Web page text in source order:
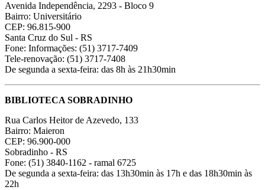
Avenida Independência, 2293 - Bloco 9
Bairro: Universitário
CEP: 96.815-900
Santa Cruz do Sul - RS
Fone: Informações: (51) 3717-7409
Tele-renovação: (51) 3717-7408
De segunda a sexta-feira: das 8h às 21h30min
BIBLIOTECA SOBRADINHO
Rua Carlos Heitor de Azevedo, 133
Bairro: Maieron
CEP: 96.900-000
Sobradinho - RS
Fone: (51) 3840-1162 - ramal 6725
De segunda a sexta-feira: das 13h30min às 17h e das 18h30min às
22h